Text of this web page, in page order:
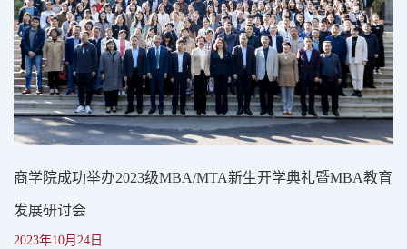
商学院成功举办2023级MBA/MTA新生开学典礼暨MBA教育
发展研讨会
2023年10月24日